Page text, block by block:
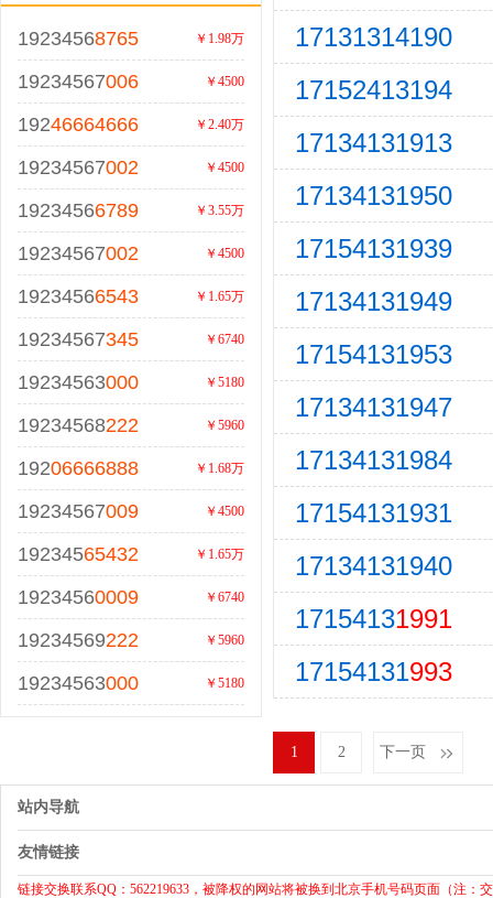
19234568765 ￥1.98万
19234567006 ￥4500
19246664666 ￥2.40万
19234567002 ￥4500
19234566789 ￥3.55万
19234567002 ￥4500
19234566543 ￥1.65万
19234567345 ￥6740
19234563000 ￥5180
19234568222 ￥5960
19206666888 ￥1.68万
19234567009 ￥4500
19234565432 ￥1.65万
19234560009 ￥6740
19234569222 ￥5960
19234563000 ￥5180
17131314190
17152413194
17134131913
17134131950
17154131939
17134131949
17154131953
17134131947
17134131984
17154131931
17134131940
17154131991
17154131993
1 2 下一页
站内导航
友情链接
链接交换联系QQ：562219633，被降权的网站将被换到北京手机号码页面（注：